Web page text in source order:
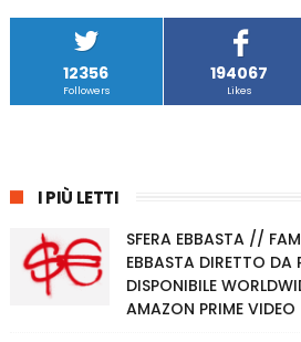
12356
Followers
194067
Likes
I PIÙ LETTI
SFERA EBBASTA //
EBBASTA DIRETTO DA
DISPONIBILE
AMAZON PRIME VIDEO